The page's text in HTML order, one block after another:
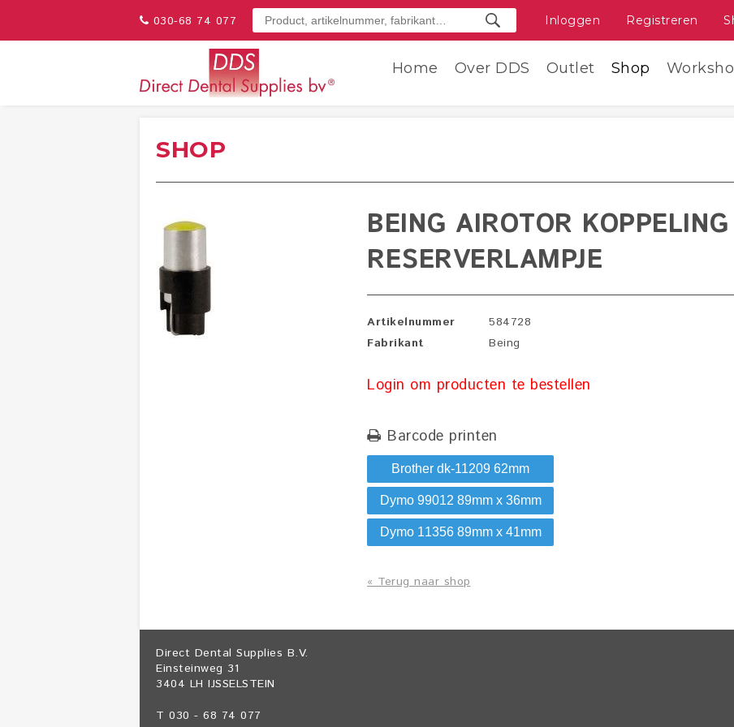
030-68 74 077 Inloggen Registreren
Home Over DDS Outlet Shop
SHOP
BEING AIROTOR
RESERVERLAMPJE
Artikelnummer
584728
Fabrikant
Being
Login om producten te bestellen
Barcode printen
Brother dk-11209 62mm
Dymo 99012 89mm x 36mm
Dymo 11356 89mm x 41mm
« Terug naar shop
Direct Dental Supplies B.V.
Einsteinweg 31
3404 LH IJSSELSTEIN
T 030 - 68 74 077